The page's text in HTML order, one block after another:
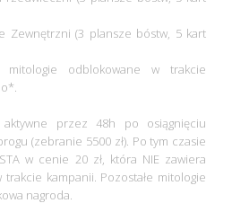
Zewnętrzni (3 plansze bóstw, 5 kart
mitologie odblokowane w trakcie
aktywne przez 48h po osiągnięciu
(zebranie 5500 zł). Po tym czasie
w cenie 20 zł, która NIE zawiera
kampanii. Pozostałe mitologie
nagroda.